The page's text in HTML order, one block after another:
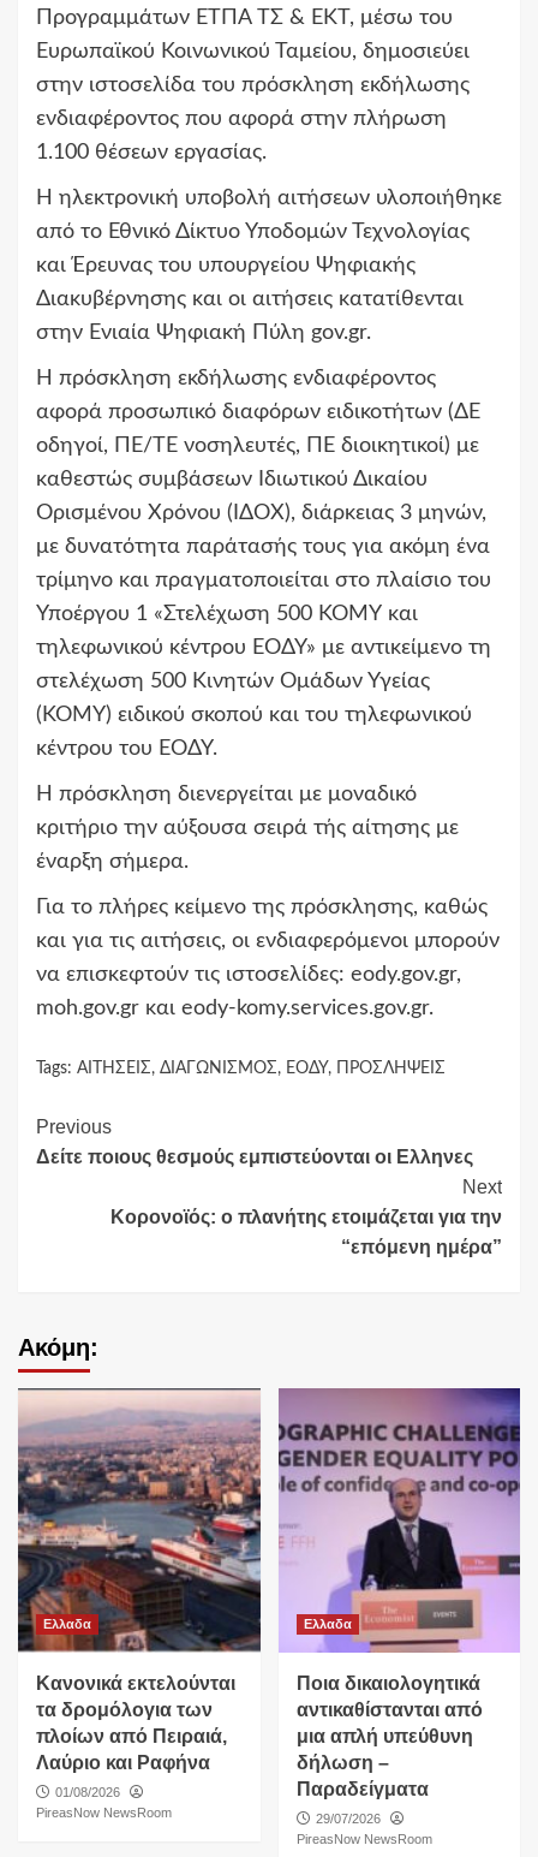
Προγραμμάτων ΕΤΠΑ ΤΣ & ΕΚΤ, μέσω του
Ευρωπαϊκού Κοινωνικού Ταμείου, δημοσιεύει
στην ιστοσελίδα του πρόσκληση εκδήλωσης
ενδιαφέροντος που αφορά στην πλήρωση
1.100 θέσεων εργασίας.
Η ηλεκτρονική υποβολή αιτήσεων υλοποιήθηκε
από το Εθνικό Δίκτυο Υποδομών Τεχνολογίας
και Έρευνας του υπουργείου Ψηφιακής
Διακυβέρνησης και οι αιτήσεις κατατίθενται
στην Ενιαία Ψηφιακή Πύλη gov.gr.
Η πρόσκληση εκδήλωσης ενδιαφέροντος
αφορά προσωπικό διαφόρων ειδικοτήτων (ΔΕ
οδηγοί, ΠΕ/ΤΕ νοσηλευτές, ΠΕ διοικητικοί) με
καθεστώς συμβάσεων Ιδιωτικού Δικαίου
Ορισμένου Χρόνου (ΙΔΟΧ), διάρκειας 3 μηνών,
με δυνατότητα παράτασής τους για ακόμη ένα
τρίμηνο και πραγματοποιείται στο πλαίσιο του
Υποέργου 1 «Στελέχωση 500 ΚΟΜΥ και
τηλεφωνικού κέντρου ΕΟΔΥ» με αντικείμενο τη
στελέχωση 500 Κινητών Ομάδων Υγείας
(ΚΟΜΥ) ειδικού σκοπού και του τηλεφωνικού
κέντρου του ΕΟΔΥ.
Η πρόσκληση διενεργείται με μοναδικό
κριτήριο την αύξουσα σειρά τής αίτησης με
έναρξη σήμερα.
Για το πλήρες κείμενο της πρόσκλησης, καθώς
και για τις αιτήσεις, οι ενδιαφερόμενοι μπορούν
να επισκεφτούν τις ιστοσελίδες: eody.gov.gr,
moh.gov.gr και eody-komy.services.gov.gr.
Tags: ΑΙΤΉΣΕΙΣ , ΔΙΑΓΩΝΙΣΜΟΣ , ΕΟΔΥ, ΠΡΟΣΛΗΨΕΙΣ
Continue
Reading
Previous
Δείτε ποιους θεσμούς εμπιστεύονται οι Ελληνες
Next
Κορονοϊός: ο πλανήτης ετοιμάζεται για την
“επόμενη ημέρα”
Ακόμη:
Ελλαδα
Κανονικά εκτελούνται
τα δρομόλογια των
πλοίων από Πειραιά,
Λαύριο και Ραφήνα
01/08/2026
PireasNow NewsRoom
Ελλαδα
Ποια δικαιολογητικά
αντικαθίστανται από
μια απλή υπεύθυνη
δήλωση –
Παραδείγματα
29/07/2026
PireasNow NewsRoom